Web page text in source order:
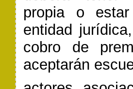
propia o
entidad
cobro de
aceptarán